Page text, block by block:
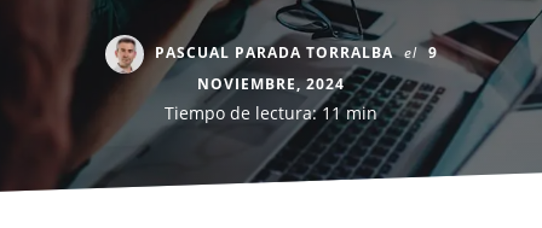
PASCUAL PARADA TORRALBA el 9
NOVIEMBRE, 2024
Tiempo de lectura: 11 min